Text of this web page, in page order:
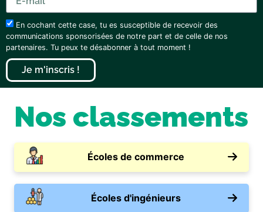
En cochant cette case, tu es susceptible de recevoir des
communications sponsorisées de notre part et de celle de nos
partenaires. Tu peux te désabonner à tout moment !
Je m'inscris !
Nos classements
Écoles de commerce
Écoles d'ingénieurs